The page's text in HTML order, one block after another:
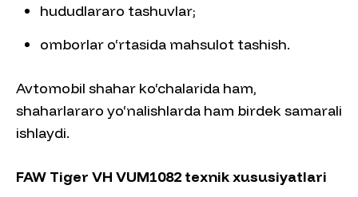
hududlararo tashuvlar;
omborlar o‘rtasida mahsulot tashish.
Avtomobil shahar ko‘chalarida ham,
shaharlararo yo‘nalishlarda ham birdek samarali
ishlaydi.
FAW Tiger VH VUM1082 texnik xususiyatlari